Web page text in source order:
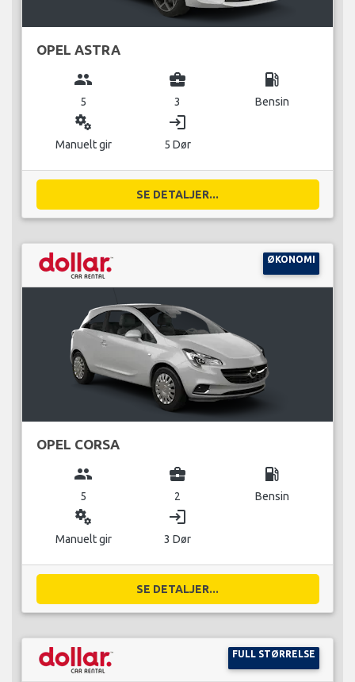
OPEL ASTRA
group
5
business_center
3
local_gas_station
Bensin
miscellaneous_services
Manuelt gir
login
5 Dør
SE DETALJER...
ØKONOMI
OPEL CORSA
group
5
business_center
2
local_gas_station
Bensin
miscellaneous_services
Manuelt gir
login
3 Dør
SE DETALJER...
FULL STØRRELSE